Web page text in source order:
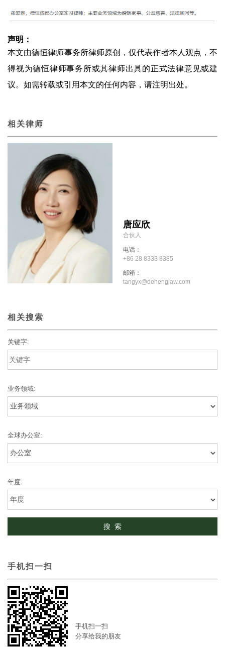
声明：
本文由德恒律师事务所律师原创，仅代表作者本人观点，不
得视为德恒律师事务所或其律师出具的正式法律意见或建
议。如需转载或引用本文的任何内容，请注明出处。
相关律师
唐应欣
合伙人
电话：
+86 28 8333 8385
邮箱：
tangyx@dehenglaw.com
相关搜索
关键字:
业务领域:
全球办公室:
年度:
手机扫一扫
手机扫一扫
分享给我的朋友